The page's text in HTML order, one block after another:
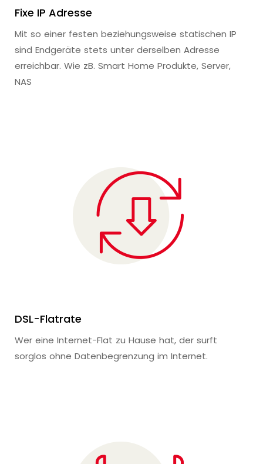
Fixe IP Adresse
Mit so einer festen beziehungsweise statischen IP
sind Endgeräte stets unter derselben Adresse
erreichbar. Wie zB. Smart Home Produkte, Server,
NAS
DSL-Flatrate
Wer eine Internet-Flat zu Hause hat, der surft
sorglos ohne Datenbegrenzung im Internet.